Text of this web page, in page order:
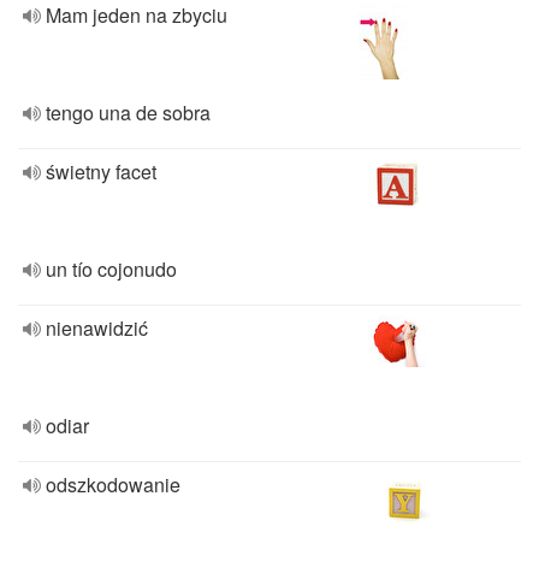
Mam jeden na zbyciu
tengo una de sobra
świetny facet
un tío cojonudo
nienawidzić
odiar
odszkodowanie